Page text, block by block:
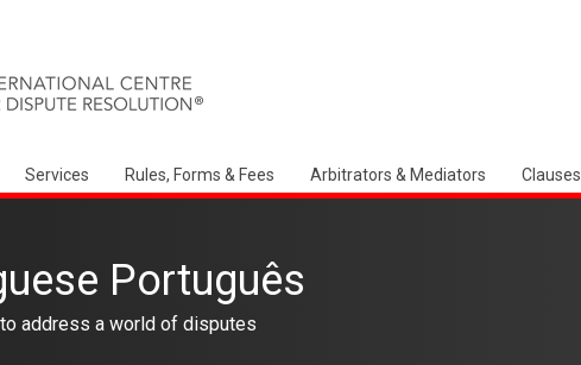
Services Rules, Forms & Fees Arbitrators & Mediators Clauses
Português
address a world of disputes